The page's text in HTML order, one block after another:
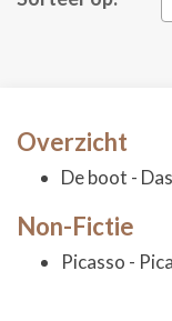
Overzicht
De boot -
Non-Fictie
Picasso -